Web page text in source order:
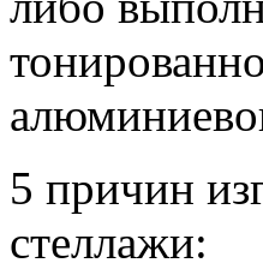
5 причин
стеллажи: